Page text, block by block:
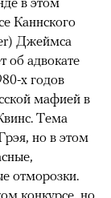
Каннского
Джеймса
об адвокате
х годов
мафией в
Тема
но в этом
отморозки.